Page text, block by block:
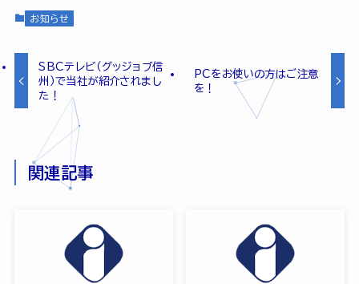
お知らせ
SBCテレビ（グッジョブ信
州）で当社が紹介されまし
た！
PCをお使いの方はご注意
を！
関連記事